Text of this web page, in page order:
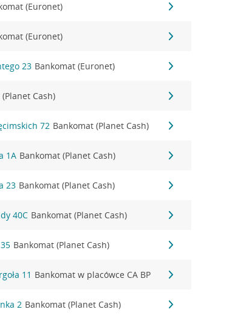
(Euronet)
(Euronet)
23 Bankomat (Euronet)
Cash)
72 Bankomat (Planet Cash)
1A Bankomat (Planet Cash)
23 Bankomat (Planet Cash)
40C Bankomat (Planet Cash)
Bankomat (Planet Cash)
11 Bankomat w placówce CA BP
2 Bankomat (Planet Cash)